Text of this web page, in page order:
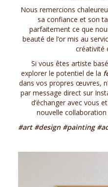
Nous remercions
sa confiance et son
parfaitement ce que
beauté de l’or mis au
créativité
Si vous êtes artiste
explorer le potentiel de la
dans vos propres œuvres,
par message direct sur
d’échanger avec vous
nouvelle collaboration
#art #design #painting